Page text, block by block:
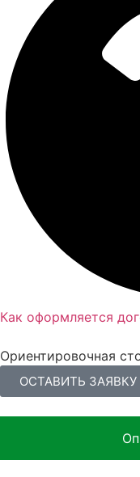
Как оформляется
Ориентировочная
ОСТАВИТЬ ЗАЯВКУ